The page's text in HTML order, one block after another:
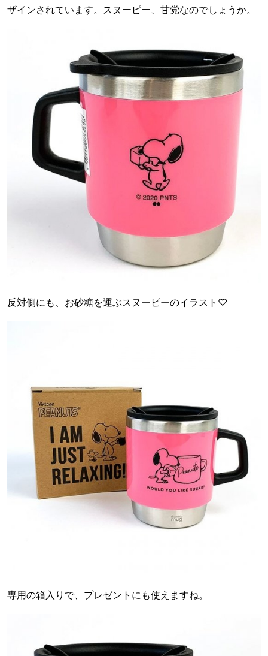
ザインされています。スヌーピー、甘党なのでしょうか。
反対側にも、お砂糖を運ぶスヌーピーのイラスト♡
専用の箱入りで、プレゼントにも使えますね。